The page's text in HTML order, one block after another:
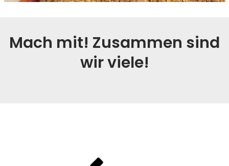
Mach mit! Zusammen sind
wir viele!